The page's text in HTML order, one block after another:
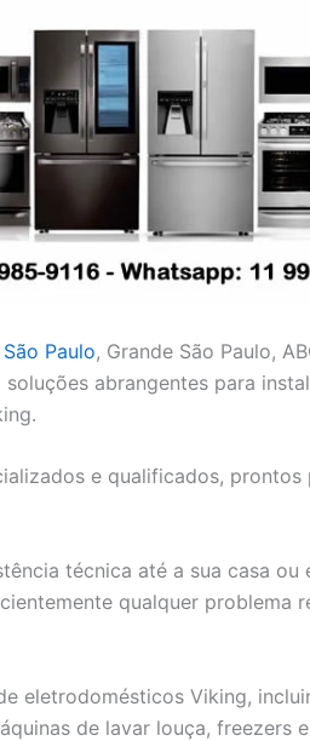
São Paulo, Grande São Paulo,
abrangentes para
e qualificados, prontos
técnica até a sua casa ou
qualquer problema
eletrodomésticos Viking,
de lavar louça, freezers